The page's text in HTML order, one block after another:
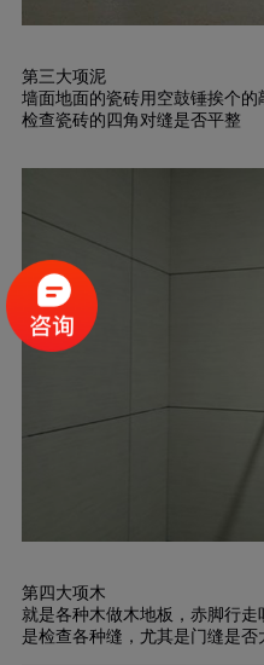
第三大项泥
墙面地面的瓷砖用空鼓锤挨个的
检查瓷砖的四角对缝是否平整
第四大项木
就是各种木做木地板，赤脚行
是检查各种缝，尤其是门缝是